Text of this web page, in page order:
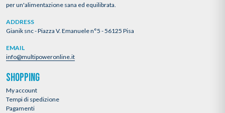
per un'alimentazione sana ed equilibrata.
ADDRESS
Gianik snc - Piazza V. Emanuele n°5 - 56125 Pisa
EMAIL
info@multipoweronline.it
SHOPPING
My account
Tempi di spedizione
Pagamenti